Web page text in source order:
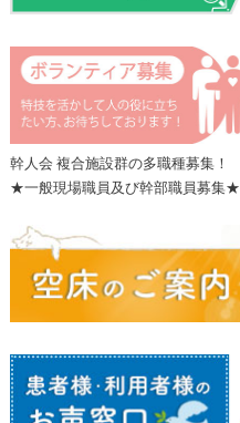
幹人会 複合施設群の多職種募集！
★一般現場職員及び幹部職員募集★